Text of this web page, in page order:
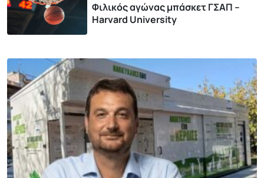
Φιλικός αγώνας μπάσκετ ΓΣΑΠ –
Harvard University